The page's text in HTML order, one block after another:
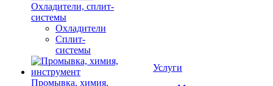
Охладители, сплит-
системы
Охладители
Сплит-
системы
Промывка, химия,
Услуги